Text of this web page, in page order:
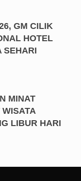
GM CILIK
HOTEL
SEHARI
MINAT
LIBUR HARI